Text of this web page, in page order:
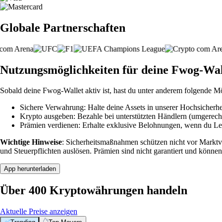
Globale Partnerschaften
Nutzungsmöglichkeiten für deine Fwog-
Sobald deine Fwog-Wallet aktiv ist, hast du unter anderem folgende
Sichere Verwahrung: Halte deine Assets in unserer
Krypto ausgeben: Bezahle bei unterstützten Händlern
Prämien verdienen: Erhalte exklusive Belohnungen, wenn du
Wichtige Hinweise: Sicherheitsmaßnahmen schützen nicht vor
und Steuerpflichten auslösen. Prämien sind nicht garantiert und
App herunterladen
Über 400 Kryptowährungen handeln
Aktuelle Preise anzeigen